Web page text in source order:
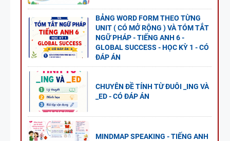
BẢNG WORD FORM THEO TỪNG
UNIT ( CÓ MỞ RỘNG ) VÀ TÓM TẮT
NGỮ PHÁP - TIẾNG ANH 6 -
GLOBAL SUCCESS - HỌC KỲ 1 - CÓ
ĐÁP ÁN
CHUYÊN ĐỀ TÍNH TỪ ĐUÔI _ING VÀ
_ED - CÓ ĐÁP ÁN
MINDMAP SPEAKING - TIẾNG ANH